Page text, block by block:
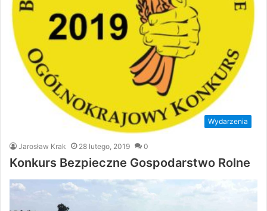
Wydarzenia
Jarosław Krak 28 lutego, 2019 0
Konkurs Bezpieczne Gospodarstwo Rolne